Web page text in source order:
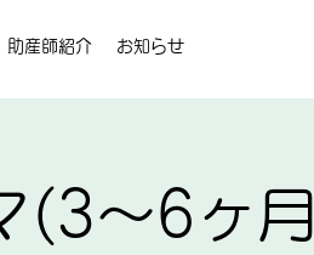
助産師紹介 お知らせ
(3～6ヶ月